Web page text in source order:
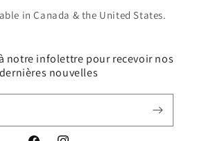
in Canada & the United States.
notre infolettre pour recevoir nos
dernières nouvelles